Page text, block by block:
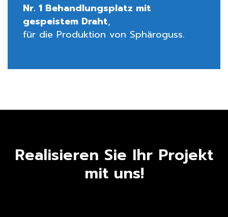
Nr. 1 Behandlungsplatz mit
gespeistem Draht,
für die Produktion von Sphäroguss.
Realisieren Sie Ihr Projekt
mit uns!